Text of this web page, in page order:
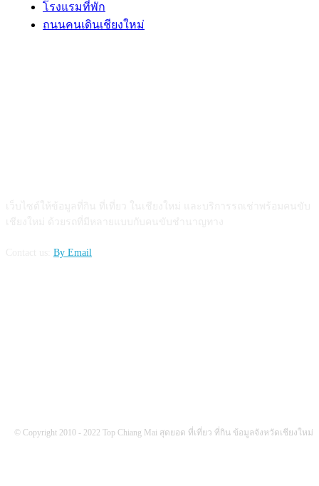
โรงแรมที่พัก
ถนนคนเดินเชียงใหม่
By Email
© Copyright 2010 - 2022 Top Chiang Mai สุดยอด ที่เที่ยว ที่กิน ข้อมูลจังหวัดเชียงใหม่